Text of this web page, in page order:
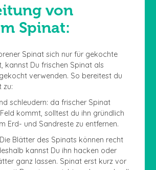
von
Spinat:
Spinat sich nur für gekochte
kannst Du frischen Spinat als
verwenden. So bereitest du
zu:
schleudern: da frischer Spinat
kommt, solltest du ihn gründlich
Erd- und Sandreste zu entfernen.
Blätter des Spinats können recht
kannst Du ihn hacken oder
ganz lassen. Spinat erst kurz vor